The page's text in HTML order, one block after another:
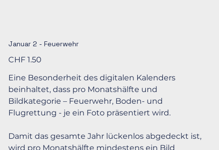
Januar 2 - Feuerwehr
Preis
CHF 1.50
Eine Besonderheit des digitalen Kalenders
beinhaltet, dass pro Monatshälfte und
Bildkategorie – Feuerwehr, Boden- und
Flugrettung - je ein Foto präsentiert wird.
Damit das gesamte Jahr lückenlos abgedeckt ist,
wird pro Monatshälfte mindestens ein Bild